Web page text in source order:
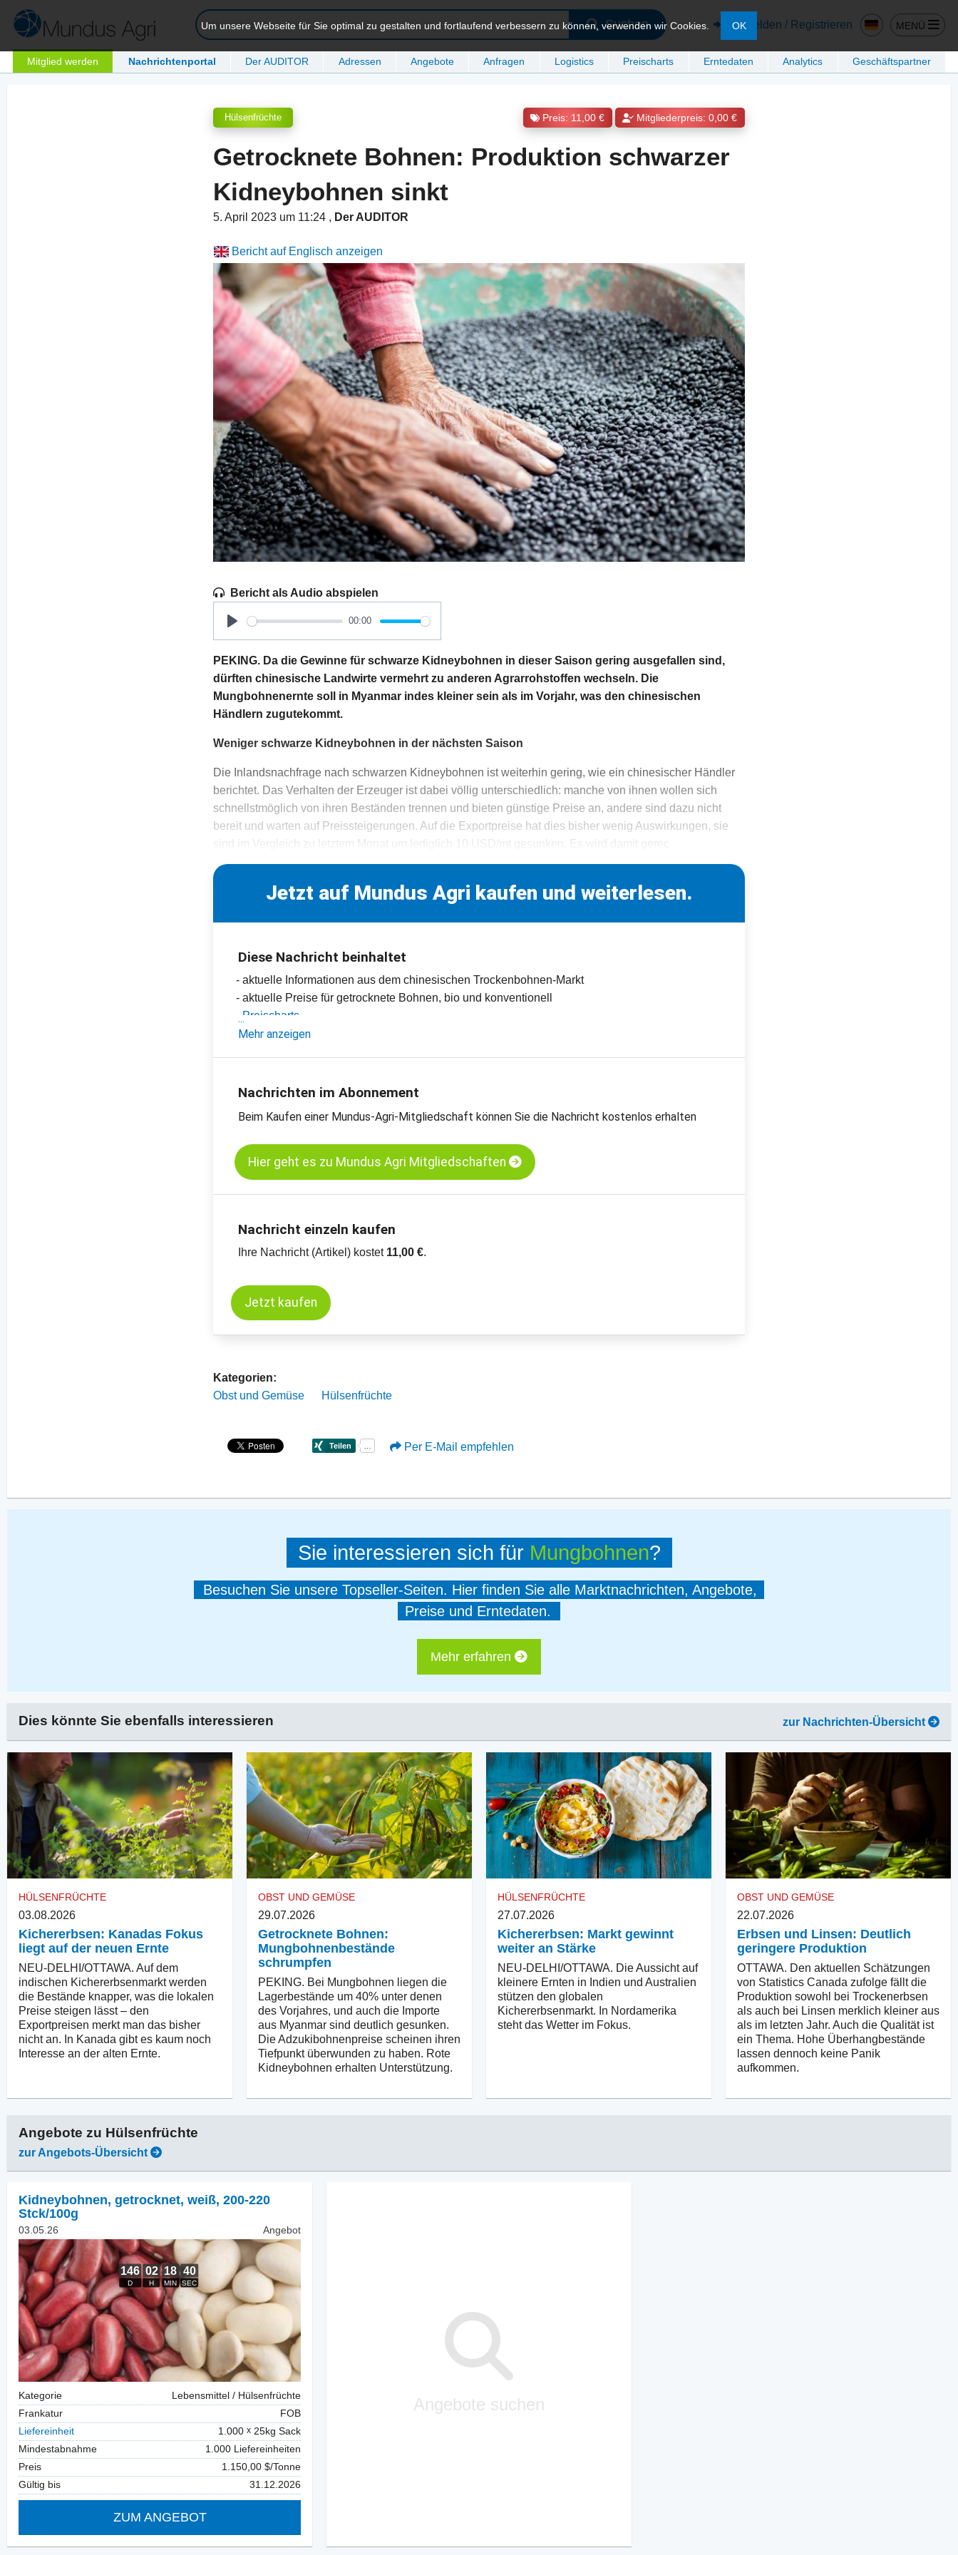
Suchen Anmelden / Registrieren MENÜ
Mitglied werden Nachrichtenportal Der AUDITOR Adressen Angebote Anfragen Logistics Preischarts Erntedaten Analytics Geschäftspartner
Um unsere Webseite für Sie optimal zu gestalten und fortlaufend verbessern zu können, verwenden wir Cookies. OK
Hülsenfrüchte Preis: 11,00 € Mitgliederpreis: 0,00 €
Getrocknete Bohnen: Produktion schwarzer
Kidneybohnen sinkt
5. April 2023 um 11:24 , Der AUDITOR
Bericht auf Englisch anzeigen
Bericht als Audio abspielen
Play
00:00
PEKING. Da die Gewinne für schwarze Kidneybohnen in dieser Saison gering ausgefallen sind,
dürften chinesische Landwirte vermehrt zu anderen Agrarrohstoffen wechseln. Die
Mungbohnenernte soll in Myanmar indes kleiner sein als im Vorjahr, was den chinesischen
Händlern zugutekommt.
Weniger schwarze Kidneybohnen in der nächsten Saison
Die Inlandsnachfrage nach schwarzen Kidneybohnen ist weiterhin gering, wie ein chinesischer Händler
berichtet. Das Verhalten der Erzeuger ist dabei völlig unterschiedlich: manche von ihnen wollen sich
schnellstmöglich von ihren Beständen trennen und bieten günstige Preise an, andere sind dazu nicht
bereit und warten auf Preissteigerungen. Auf die Exportpreise hat dies bisher wenig Auswirkungen, sie
sind im Vergleich zu letztem Monat um lediglich 10 USD/mt gesunken. Es wird damit gerec
Jetzt auf Mundus Agri kaufen und weiterlesen.
Diese Nachricht beinhaltet
- aktuelle Informationen aus dem chinesischen Trockenbohnen-Markt
- aktuelle Preise für getrocknete Bohnen, bio und konventionell
Preischarts
Mehr anzeigen
Nachrichten im Abonnement
Beim Kaufen einer Mundus-Agri-Mitgliedschaft können Sie die Nachricht kostenlos erhalten
Hier geht es zu Mundus Agri Mitgliedschaften
Nachricht einzeln kaufen
Ihre Nachricht (Artikel) kostet 11,00 €.
Jetzt kaufen
Kategorien:
Obst und Gemüse
Hülsenfrüchte
Per E-Mail empfehlen
Sie interessieren sich für Mungbohnen?
Besuchen Sie unsere Topseller-Seiten. Hier finden Sie alle Marktnachrichten, Angebote,
Preise und Erntedaten.
Mehr erfahren
Dies könnte Sie ebenfalls interessieren zur Nachrichten-Übersicht
HÜLSENFRÜCHTE
03.08.2026
Kichererbsen: Kanadas Fokus
liegt auf der neuen Ernte
NEU-DELHI/OTTAWA. Auf dem
indischen Kichererbsenmarkt werden
die Bestände knapper, was die lokalen
Preise steigen lässt – den
Exportpreisen merkt man das bisher
nicht an. In Kanada gibt es kaum noch
Interesse an der alten Ernte.
OBST UND GEMÜSE
29.07.2026
Getrocknete Bohnen:
Mungbohnenbestände
schrumpfen
PEKING. Bei Mungbohnen liegen die
Lagerbestände um 40% unter denen
des Vorjahres, und auch die Importe
aus Myanmar sind deutlich gesunken.
Die Adzukibohnenpreise scheinen ihren
Tiefpunkt überwunden zu haben. Rote
Kidneybohnen erhalten Unterstützung.
HÜLSENFRÜCHTE
27.07.2026
Kichererbsen: Markt gewinnt
weiter an Stärke
NEU-DELHI/OTTAWA. Die Aussicht auf
kleinere Ernten in Indien und Australien
stützen den globalen
Kichererbsenmarkt. In Nordamerika
steht das Wetter im Fokus.
OBST UND GEMÜSE
22.07.2026
Erbsen und Linsen: Deutlich
geringere Produktion
OTTAWA. Den aktuellen Schätzungen
von Statistics Canada zufolge fällt die
Produktion sowohl bei Trockenerbsen
als auch bei Linsen merklich kleiner aus
als im letzten Jahr. Auch die Qualität ist
ein Thema. Hohe Überhangbestände
lassen dennoch keine Panik
aufkommen.
Angebote zu Hülsenfrüchte
zur Angebots-Übersicht
Kidneybohnen, getrocknet, weiß, 200-220
Stck/100g
03.05.26 Angebot
Kategorie
Lebensmittel / Hülsenfrüchte
Frankatur
FOB
Liefereinheit
1.000
25kg Sack
Mindestabnahme
1.000 Liefereinheiten
Preis
1.150,00 $/Tonne
Gültig bis
31.12.2026
ZUM ANGEBOT
Angebote suchen